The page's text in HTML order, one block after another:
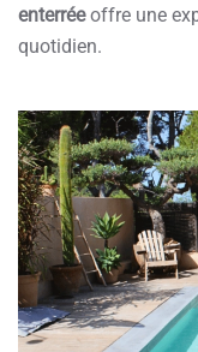
enterréeoffre une
quotidien.